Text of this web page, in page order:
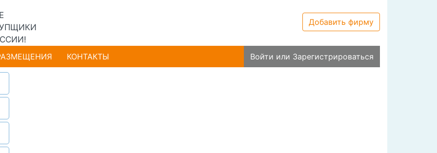
Добавить фирму
КОНТАКТЫ Войти или Зарегистрироваться